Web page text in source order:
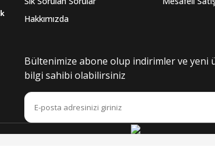
Hakkımızda
Bültenimize abone olup indirimler ve yeni
bilgi sahibi olabilirsiniz